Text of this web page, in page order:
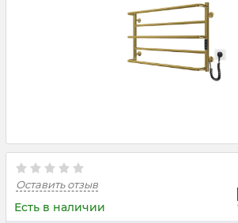
Оставить отзыв
Есть в наличии